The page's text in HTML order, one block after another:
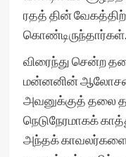
ரதத் தின்
கொண்டிருந்தார்கள்.
விரைந்து சென்ற
மன்னனின்
அவனுக்குத் தலை
நெடுநேரமாகக்
அந்தக்